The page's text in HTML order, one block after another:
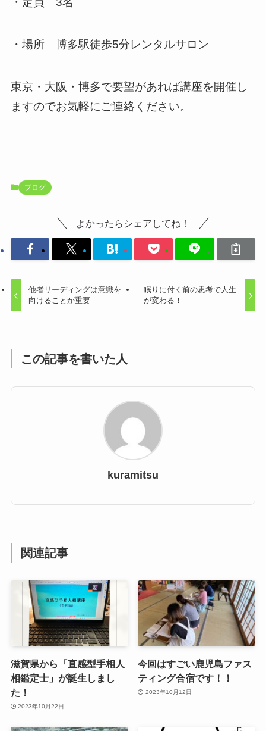
・場所 博多駅徒歩5分レンタルサロン
東京・大阪・博多で要望があれば講座を開催し
ますのでお気軽にご連絡ください。
ブログ
よかったらシェアしてね！
他者リーディングは意識を
向けることが重要
眠りに付く前の思考で人生
が変わる！
この記事を書いた人
kuramitsu
関連記事
滋賀県から「直感型手相人
相鑑定士」が誕生しまし
た！
2023年10月22日
今回はすごい鹿児島ファス
ティング合宿です！！
2023年10月12日